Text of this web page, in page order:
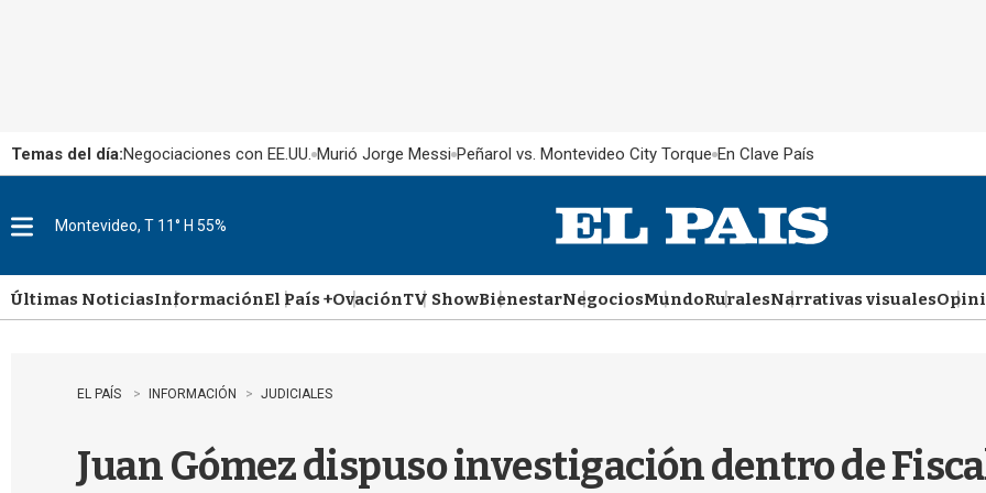
Temas del día:Negociaciones con EE.UU. Murió Jorge Messi Peñarol vs. Montevideo City Torque En Clave País
u
Montevideo, T 11° H 55%
Últimas NoticiasInformaciónEl País +OvaciónTV ShowBienestarNegociosMundoRuralesNarrativas visuales
EL PAÍS INFORMACIÓN JUDICIALES
Juan Gómez dispuso investigación dentro de